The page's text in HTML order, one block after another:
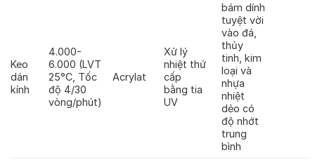
Keo
dán
kính
4.000-
6.000 (LVT
25°C, Tốc
độ 4/30
vòng/phút)
Acrylat
Xử lý
nhiệt thứ
cấp
bằng tia
UV
bám dính
tuyệt vời
vào đá,
thủy
tinh, kim
loại và
nhựa
nhiệt
dẻo có
độ nhớt
trung
bình